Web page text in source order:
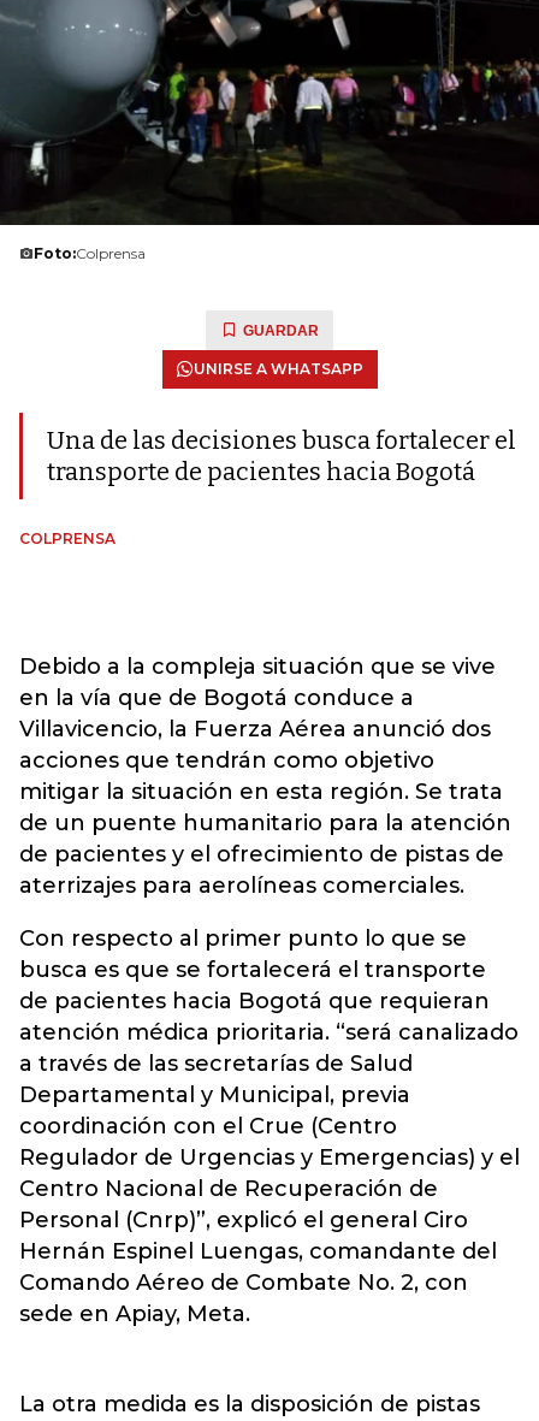
Foto:Colprensa
GUARDAR
UNIRSE A WHATSAPP
Una de las decisiones busca fortalecer el
transporte de pacientes hacia Bogotá
COLPRENSA
Debido a la compleja situación que se vive
en la vía que de Bogotá conduce a
Villavicencio, la Fuerza Aérea anunció dos
acciones que tendrán como objetivo
mitigar la situación en esta región. Se trata
de un puente humanitario para la atención
de pacientes y el ofrecimiento de pistas de
aterrizajes para aerolíneas comerciales.
Con respecto al primer punto lo que se
busca es que se fortalecerá el transporte
de pacientes hacia Bogotá que requieran
atención médica prioritaria. “será canalizado
a través de las secretarías de Salud
Departamental y Municipal, previa
coordinación con el Crue (Centro
Regulador de Urgencias y Emergencias) y el
Centro Nacional de Recuperación de
Personal (Cnrp)”, explicó el general Ciro
Hernán Espinel Luengas, comandante del
Comando Aéreo de Combate No. 2, con
sede en Apiay, Meta.
La otra medida es la disposición de pistas